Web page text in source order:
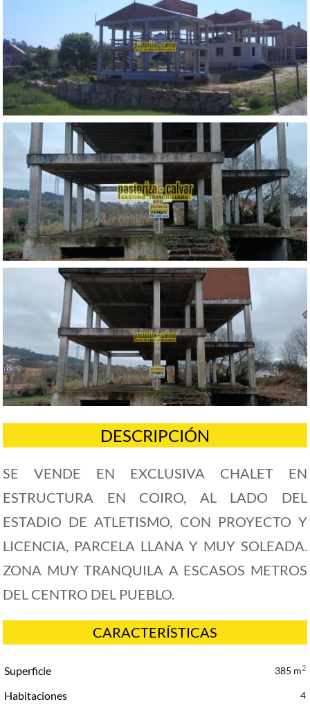
DESCRIPCIÓN
SE VENDE EN EXCLUSIVA CHALET EN
ESTRUCTURA EN COIRO, AL LADO DEL
ESTADIO DE ATLETISMO, CON PROYECTO Y
LICENCIA, PARCELA LLANA Y MUY SOLEADA.
ZONA MUY TRANQUILA A ESCASOS METROS
DEL CENTRO DEL PUEBLO.
CARACTERÍSTICAS
Superficie 385 m2
Habitaciones 4